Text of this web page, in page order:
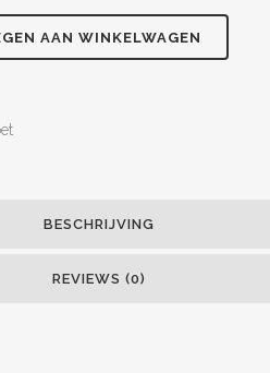
AAN WINKELWAGEN
BESCHRIJVING
REVIEWS (0)